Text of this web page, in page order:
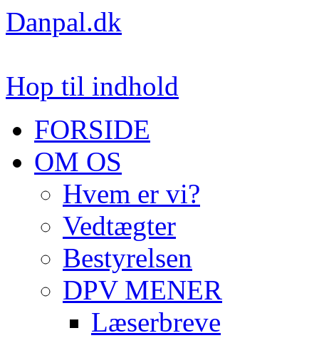
Danpal.dk
Hop til indhold
FORSIDE
OM OS
Hvem er vi?
Vedtægter
Bestyrelsen
DPV MENER
Læserbreve